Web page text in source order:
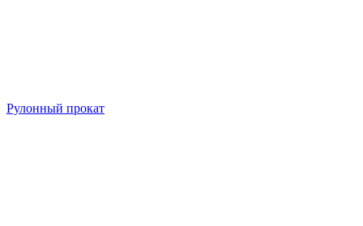
Рулонный прокат